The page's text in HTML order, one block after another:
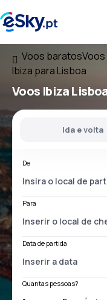
Voos baratosVoos
Ibiza para Lisboa
Voos Ibiza
Ida e volta
De
Para
Data de partida
Quantas pessoas?